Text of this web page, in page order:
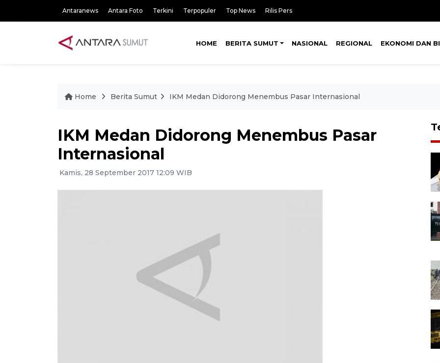
Antaranews Antara Foto Terkini Terpopuler Top News Rilis Pers
HOME BERITA SUMUT NASIONAL REGIONAL EKONOMI DAN
Home Berita Sumut IKM Medan Didorong Menembus Pasar Internasional
IKM Medan Didorong Menembus Pasar
Internasional
Kamis, 28 September 2017 12:09 WIB